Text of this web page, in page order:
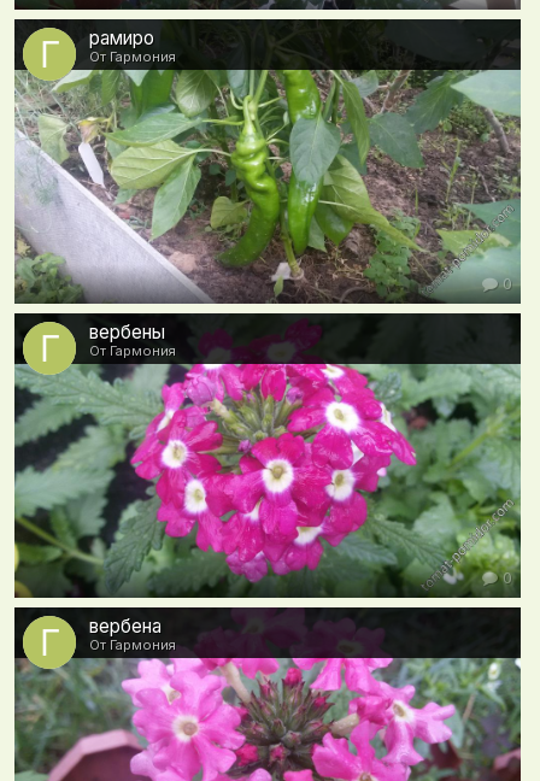
рамиро
От Гармония
0
вербены
От Гармония
0
вербена
От Гармония